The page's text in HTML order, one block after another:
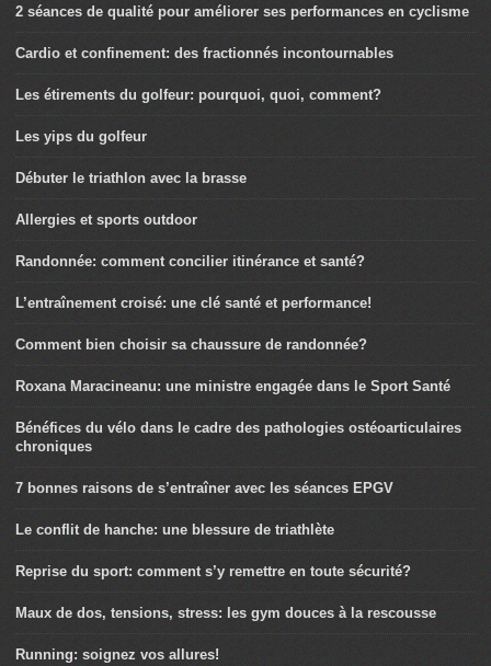
2 séances de qualité pour améliorer ses performances en cyclisme
Cardio et confinement: des fractionnés incontournables
Les étirements du golfeur: pourquoi, quoi, comment?
Les yips du golfeur
Débuter le triathlon avec la brasse
Allergies et sports outdoor
Randonnée: comment concilier itinérance et santé?
L’entraînement croisé: une clé santé et performance!
Comment bien choisir sa chaussure de randonnée?
Roxana Maracineanu: une ministre engagée dans le Sport Santé
Bénéfices du vélo dans le cadre des pathologies ostéoarticulaires
chroniques
7 bonnes raisons de s’entraîner avec les séances EPGV
Le conflit de hanche: une blessure de triathlète
Reprise du sport: comment s’y remettre en toute sécurité?
Maux de dos, tensions, stress: les gym douces à la rescousse
Running: soignez vos allures!